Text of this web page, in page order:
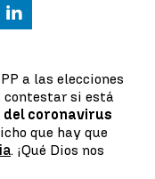
Linkedin
a las elecciones
contestar si está
coronavirus
que hay que
. ¡Qué Dios nos